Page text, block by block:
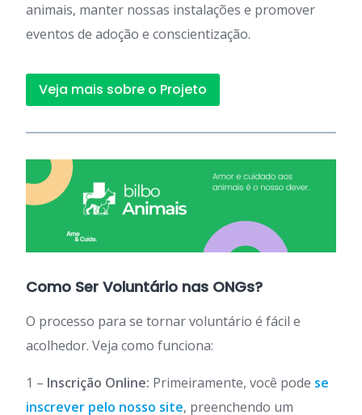
animais, manter nossas instalações e promover
eventos de adoção e conscientização.
Veja mais sobre o Projeto
Como Ser Voluntário nas ONGs?
O processo para se tornar voluntário é fácil e
acolhedor. Veja como funciona:
1 – Inscrição Online: Primeiramente, você pode se
inscrever pelo nosso site, preenchendo um